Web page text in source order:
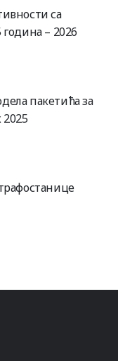
са
– 2026
пакетића за